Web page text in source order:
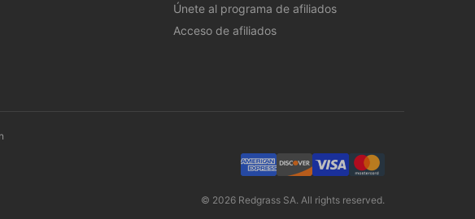
Únete al programa de afiliados
Acceso de afiliados
© 2026 Redgrass SA. All rights reserved.